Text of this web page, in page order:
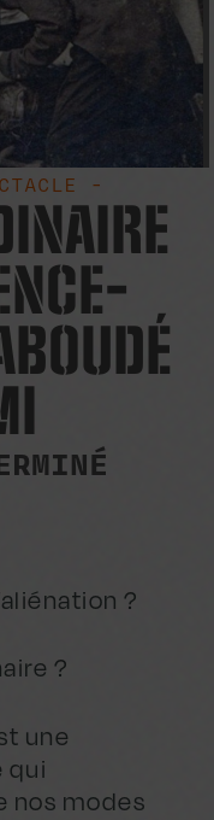
-
?
?
une
qui
nos modes